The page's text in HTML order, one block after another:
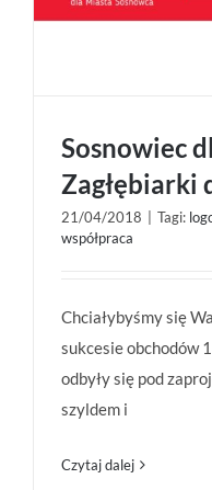
Sosnowiec
Zagłębiarki
21/04/2018 Tagi:
współpraca
Chciałybyśmy się
sukcesie obchodów
odbyły się pod
szyldem i
Czytaj dalej